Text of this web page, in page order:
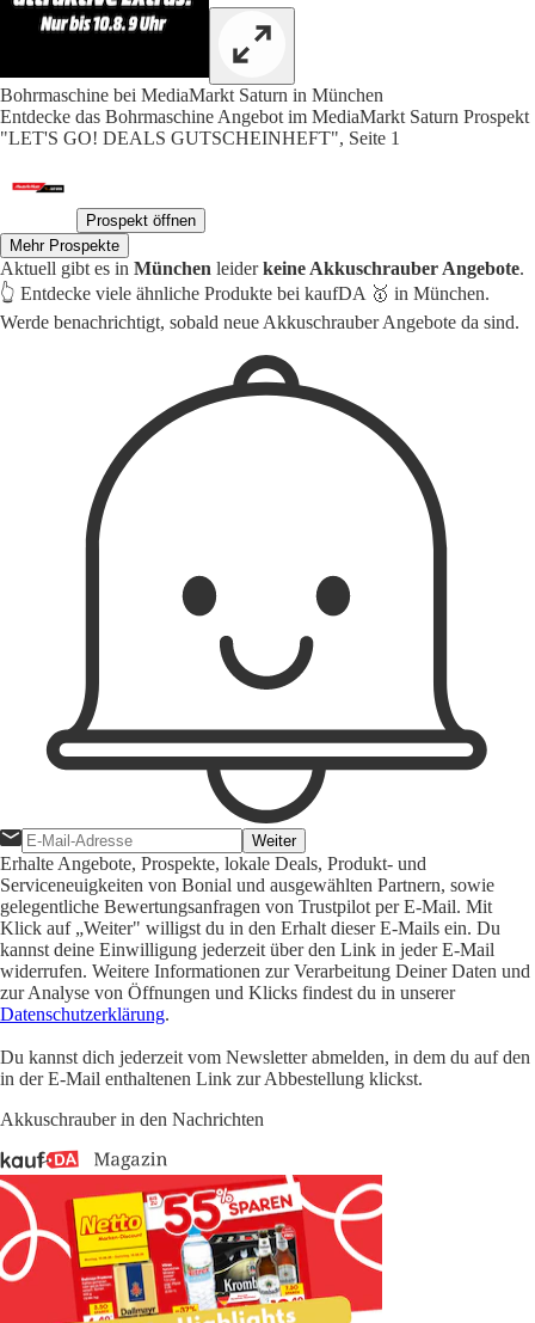
Bohrmaschine bei MediaMarkt Saturn in München
Entdecke das Bohrmaschine Angebot im MediaMarkt Saturn Prospekt
"LET'S GO! DEALS GUTSCHEINHEFT", Seite 1
Prospekt öffnen
Mehr Prospekte
Aktuell gibt es in München leiderkeine Akkuschrauber Angebote.
👆 Entdecke viele ähnliche Produkte bei kaufDA 🥇 in München.
Werde benachrichtigt, sobald neue Akkuschrauber Angebote da sind.
Weiter
Erhalte Angebote, Prospekte, lokale Deals, Produkt- und
Serviceneuigkeiten von Bonial und ausgewählten Partnern, sowie
gelegentliche Bewertungsanfragen von Trustpilot per E-Mail. Mit
Klick auf „Weiter" willigst du in den Erhalt dieser E-Mails ein. Du
kannst deine Einwilligung jederzeit über den Link in jeder E-Mail
widerrufen. Weitere Informationen zur Verarbeitung Deiner Daten und
zur Analyse von Öffnungen und Klicks findest du in unserer
Datenschutzerklärung.
Du kannst dich jederzeit vom Newsletter abmelden, in dem du auf den
in der E-Mail enthaltenen Link zur Abbestellung klickst.
Akkuschrauber in den Nachrichten